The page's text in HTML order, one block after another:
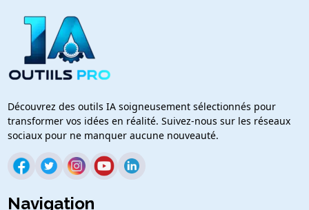
Découvrez des outils IA soigneusement sélectionnés pour
transformer vos idées en réalité. Suivez-nous sur les réseaux
sociaux pour ne manquer aucune nouveauté.
Navigation